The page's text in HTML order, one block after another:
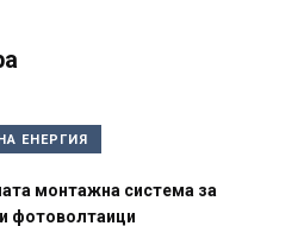
ЕНЕРГИЯ
монтажна система за
фотоволтаици